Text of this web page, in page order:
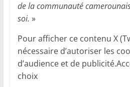
de la communauté
soi. »
Pour afficher ce contenu X
nécessaire d’autoriser les
d’audience et de
choix